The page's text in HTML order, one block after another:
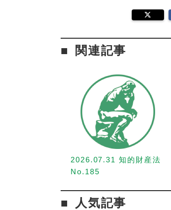
関連記事
2026.07.31 知的財産法
No.185
人気記事